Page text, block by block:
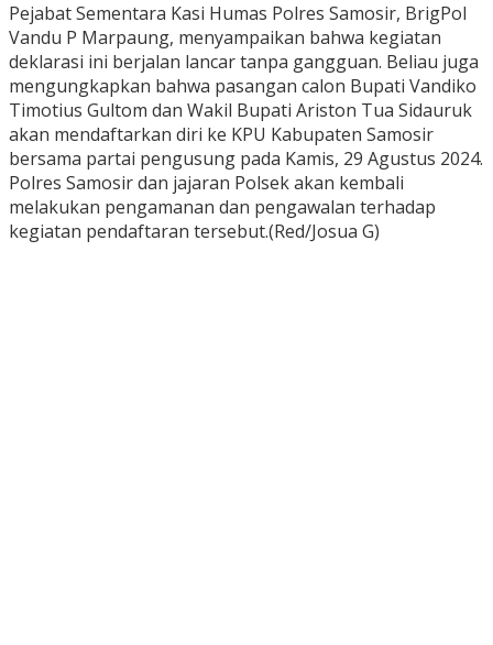
Pejabat Sementara Kasi Humas Polres Samosir, BrigPol
Vandu P Marpaung, menyampaikan bahwa kegiatan
deklarasi ini berjalan lancar tanpa gangguan. Beliau juga
mengungkapkan bahwa pasangan calon Bupati Vandiko
Timotius Gultom dan Wakil Bupati Ariston Tua Sidauruk
akan mendaftarkan diri ke KPU Kabupaten Samosir
bersama partai pengusung pada Kamis, 29 Agustus 2024.
Polres Samosir dan jajaran Polsek akan kembali
melakukan pengamanan dan pengawalan terhadap
kegiatan pendaftaran tersebut.(Red/Josua G)